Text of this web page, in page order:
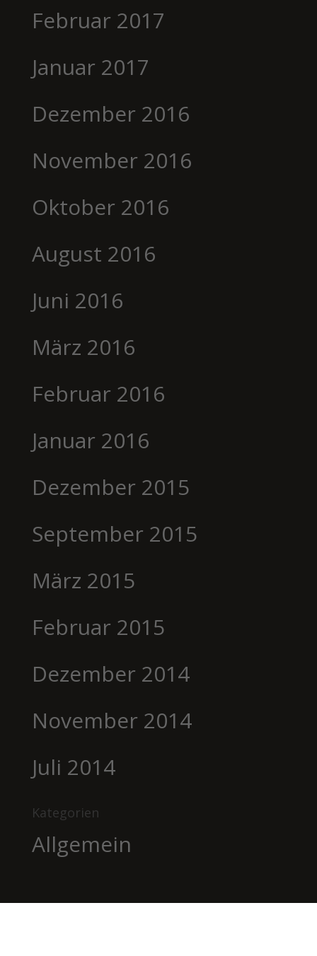
Februar 2017
Januar 2017
Dezember 2016
November 2016
Oktober 2016
August 2016
Juni 2016
März 2016
Februar 2016
Januar 2016
Dezember 2015
September 2015
März 2015
Februar 2015
Dezember 2014
November 2014
Juli 2014
Kategorien
Allgemein